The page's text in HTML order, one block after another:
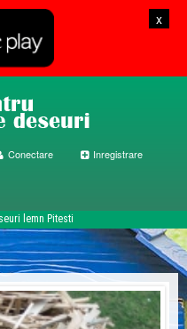
x
Conectare Inregistrare
lemn Pitesti